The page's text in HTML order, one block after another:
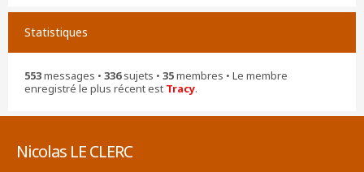
Statistiques
553messages • 336sujets • 35membres • Le membre
enregistré le plus récent est Tracy.
Nicolas LE CLERC